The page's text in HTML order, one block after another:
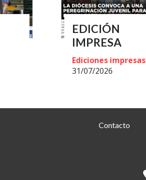
EDICIÓN
IMPRESA
Ediciones impresas
31/07/2026
Contacto